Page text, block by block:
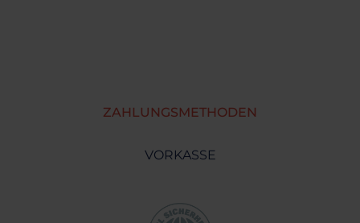
ZAHLUNGSMETHODEN
VORKASSE